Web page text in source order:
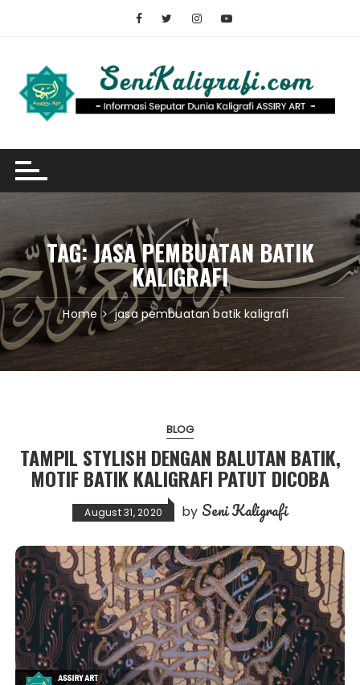
TAG:JASA PEMBUATAN BATIK
KALIGRAFI
Home jasa pembuatan batik kaligrafi
BLOG
TAMPIL STYLISH DENGAN BALUTAN BATIK,
MOTIF BATIK KALIGRAFI PATUT DICOBA
August 31, 2020 by Seni Kaligrafi